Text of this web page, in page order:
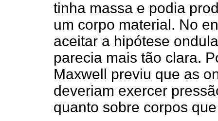
tinha massa e podia
um corpo material. No
aceitar a hipótese
parecia mais tão clara.
Maxwell previu que as
deveriam exercer
quanto sobre corpos